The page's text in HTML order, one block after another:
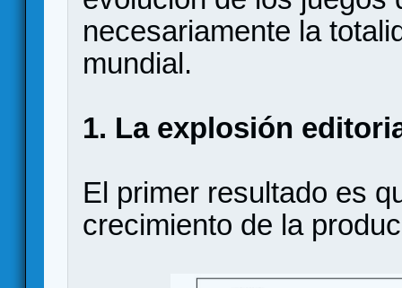
necesariamente la
mundial.
1. La explosión
El primer resultado es
crecimiento de la